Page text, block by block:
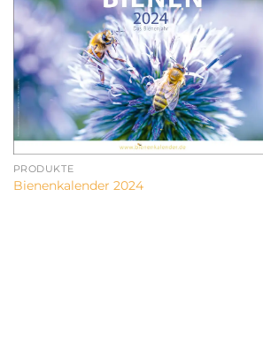
PRODUKTE
Bienenkalender 2024